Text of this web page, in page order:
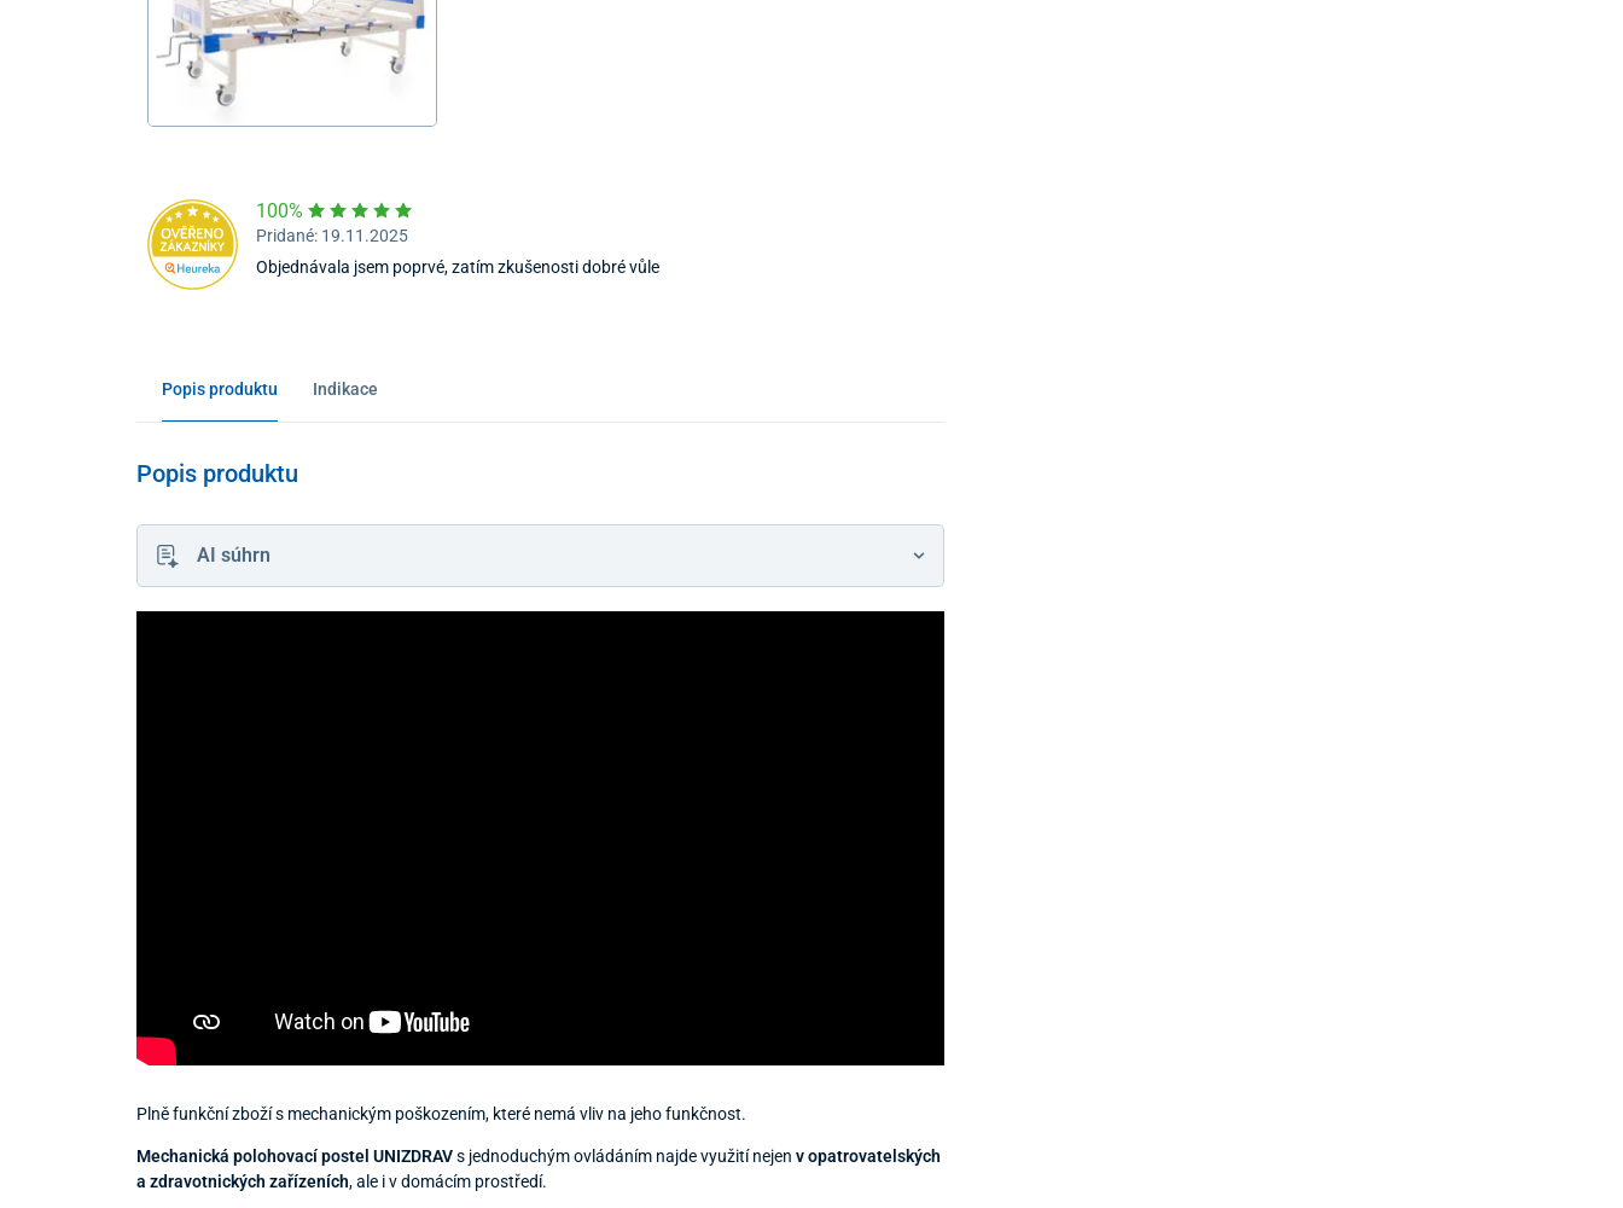
100%
Pridané: 19.11.2025
Objednávala jsem poprvé, zatím zkušenosti dobré vůle
Popis produktu Indikace
Popis produktu
AI súhrn
Plně funkční zboží s mechanickým poškozením, které nemá vliv na jeho funkčnost.
Mechanická polohovací postel UNIZDRAVs jednoduchým ovládáním najde využití nejen v opatrovatelských
a zdravotnických zařízeních, ale i v domácím prostředí.